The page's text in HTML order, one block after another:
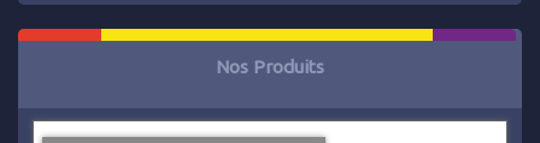
Nos Produits